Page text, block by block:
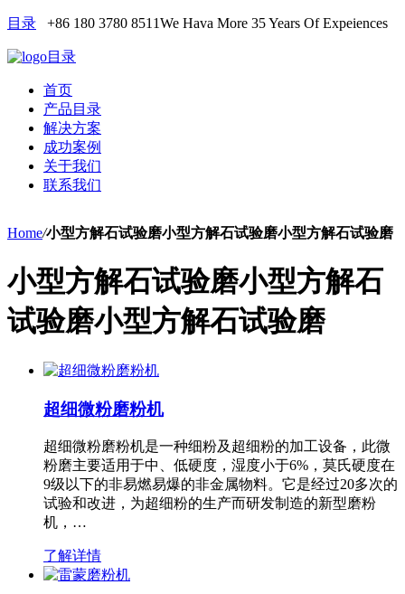
目录 +86 180 3780 8511We Hava More 35 Years Of Expeiences
目录
首页
产品目录
解决方案
成功案例
关于我们
联系我们
Home/小型方解石试验磨小型方解石试验磨小型方解石试验磨
小型方解石试验磨小型方解石
试验磨小型方解石试验磨
超细微粉磨粉机
超细微粉磨粉机是一种细粉及超细粉的加工设备，此微
粉磨主要适用于中、低硬度，湿度小于6%，莫氏硬度在
9级以下的非易燃易爆的非金属物料。它是经过20多次的
试验和改进，为超细粉的生产而研发制造的新型磨粉
机，…
了解详情